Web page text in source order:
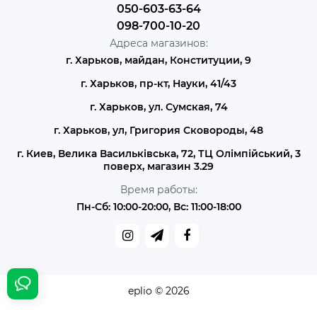
050-603-63-64
098-700-10-20
Адреса магазинов:
г. Харьков, майдан, Конституции, 9
г. Харьков, пр-кт, Науки, 41/43
г. Харьков, ул. Сумская, 74
г. Харьков, ул, Григория Сковороды, 48
г. Киев, Велика Васильківська, 72, ТЦ Олімпійський, 3
поверх, магазин 3.29
Время работы:
Пн-Сб: 10:00-20:00, Вс: 11:00-18:00
eplio © 2026